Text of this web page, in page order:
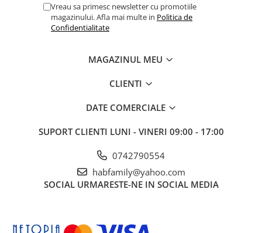
Vreau sa primesc newsletter cu promotiile
magazinului. Afla mai multe in Politica de
Confidentialitate
MAGAZINUL MEU
CLIENTI
DATE COMERCIALE
SUPORT CLIENTI LUNI - VINERI 09:00 - 17:00
0742790554
habfamily@yahoo.com
SOCIAL URMARESTE-NE IN SOCIAL MEDIA